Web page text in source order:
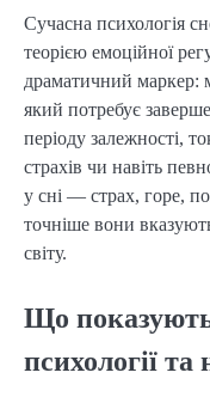
Сучасна психологія
теорією емоційної
драматичний маркер:
який потребує
періоду залежності,
страхів чи навіть
у сні — страх, горе,
точніше вони
світу.
Що
психології